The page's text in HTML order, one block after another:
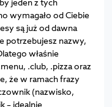
wymagało od Ciebie
są już od dawna
potrzebujesz nazwy,
właśnie
.club, .pizza oraz
że w ramach frazy
(nazwisko,
– idealnie